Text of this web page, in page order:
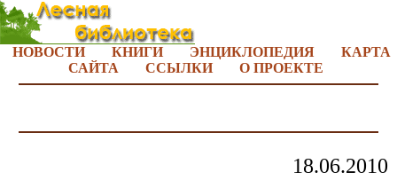
НОВОСТИ КНИГИ ЭНЦИКЛОПЕДИЯ
КАРТА
САЙТА
ССЫЛКИ О ПРОЕКТЕ
18.06.2010